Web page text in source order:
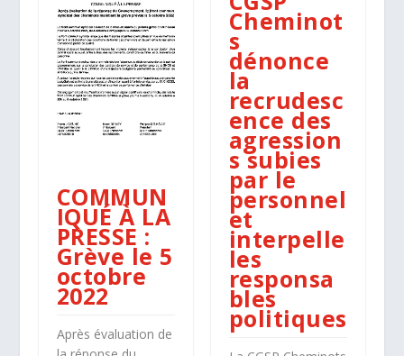
Cheminot
s
dénonce
la
recrudesc
ence des
agression
s subies
par le
personnel
et
interpelle
les
responsa
bles
politiques
COMMUN
IQUÉ À LA
PRESSE :
Grève le 5
octobre
2022
Après évaluation de